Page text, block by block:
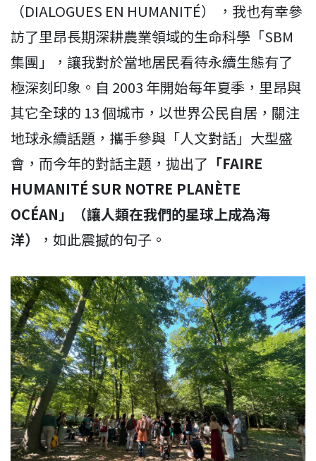
（DIALOGUES EN HUMANITÉ） ，我也有幸參
訪了里昂長期深耕農業領域的生命科學「SBM
集團」，讓我對於當地居民看待永續生態有了
極深刻印象。自 2003 年開始每年夏季，里昂與
其它全球的 13 個城市，以世界公民自居，關注
地球永續話題，攜手參與「人文對話」大型盛
會，而今年的對話主題，拋出了 「FAIRE
HUMANITÉ SUR NOTRE PLANÈTE
OCÉAN」（讓人類在我們的星球上成為海
洋）
，如此震撼的句子。